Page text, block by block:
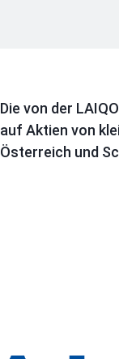
Die von der
auf Aktien von
Österreich und